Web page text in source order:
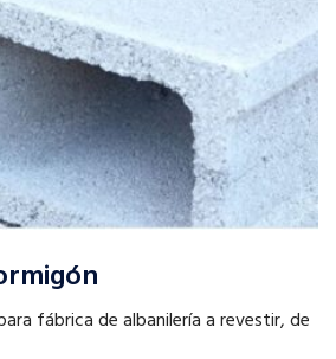
fábrica de albanilería a revestir, de